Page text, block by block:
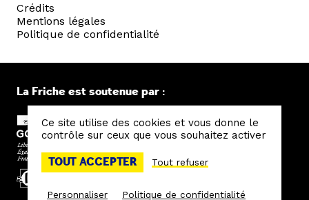
Crédits
Mentions légales
Politique de confidentialité
La Friche est soutenue par :
Ce site utilise des cookies et vous donne le
contrôle sur ceux que vous souhaitez activer
TOUT ACCEPTER Tout refuser
Personnaliser Politique de confidentialité